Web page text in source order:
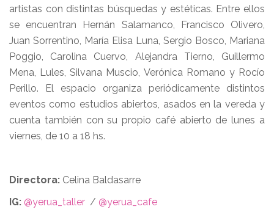
artistas con distintas búsquedas y estéticas. Entre ellos
se encuentran Hernán Salamanco, Francisco Olivero,
Juan Sorrentino, María Elisa Luna, Sergio Bosco, Mariana
Poggio, Carolina Cuervo, Alejandra Tierno, Guillermo
Mena, Lules, Silvana Muscio, Verónica Romano y Rocío
Perillo. El espacio organiza periódicamente distintos
eventos como estudios abiertos, asados en la vereda y
cuenta también con su propio café abierto de lunes a
viernes, de 10 a 18 hs.
Directora: Celina Baldasarre
IG: @yerua_taller / @yerua_cafe